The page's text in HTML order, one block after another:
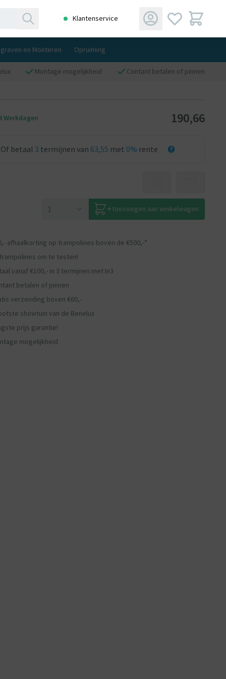
Klantenservice
en Monteren Opruiming
Montage mogelijkheid Contant betalen of pinnen
Werkdagen 190,66
Of betaal 3 termijnen van 63,55 met 0% rente
toevoegen aan winkelwagen
afhaalkorting op trampolines boven de €500,-*
om te testen!
vanaf €100,- in 3 termijnen met In3
betalen of pinnen
verzending boven €60,-
showtuin van de Benelux
prijs garantie!
mogelijkheid